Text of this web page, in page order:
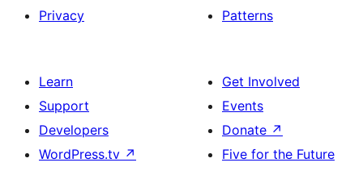
Privacy
Patterns
Learn
Support
Developers
WordPress.tv ↗
Get Involved
Events
Donate ↗
Five for the Future